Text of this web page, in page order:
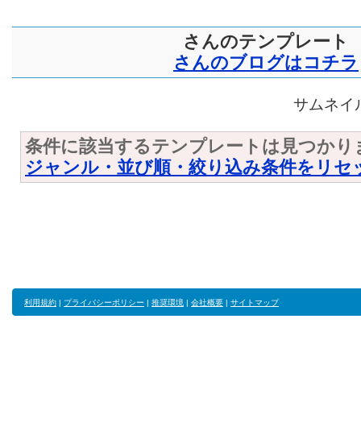
さんのテンプレート
さんのブログはコチラ
サムネイ
条件に該当するテンプレートは見つかり
ジャンル・並び順・絞り込み条件をリセ
利用規約 | プライバシーポリシー | 推奨環境 | 会社概要 | サイトマップ